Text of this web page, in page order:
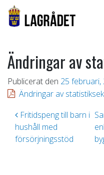
Ändringar av
Publicerat den 25 februari,
Ändringar av
Inläggsnavigering
Fritidspeng till barn i
hushåll med
försörjningsstöd